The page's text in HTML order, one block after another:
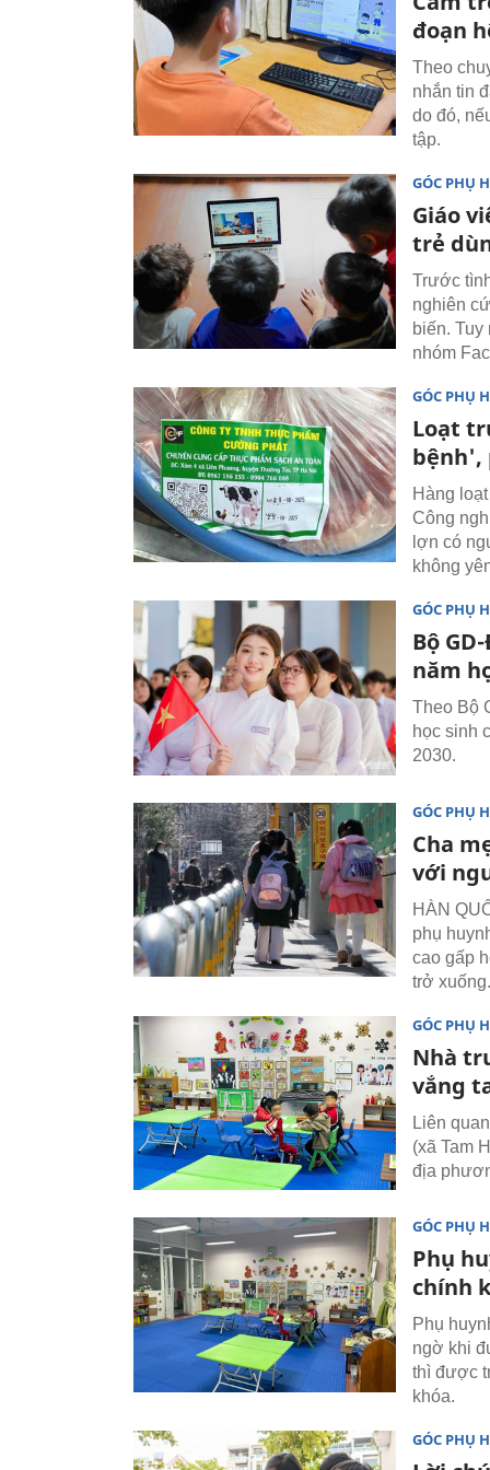
đoạn
Theo
nhắn tin
do đó,
tập.
GÓC PHỤ
Giáo
trẻ
Trước
nghiên
biến.
nhóm
GÓC PHỤ
Loạt
bệnh',
Hàng
Công
lợn có
không
GÓC PHỤ
Bộ
năm
Theo Bộ
học sinh
2030.
GÓC PHỤ
Cha
với
HÀN
phụ
cao gấp
trở xuống.
GÓC PHỤ
Nhà
vắng
Liên
(xã Tam
địa
GÓC PHỤ
Phụ
chính
Phụ
ngờ khi
thì được
khóa.
GÓC PHỤ